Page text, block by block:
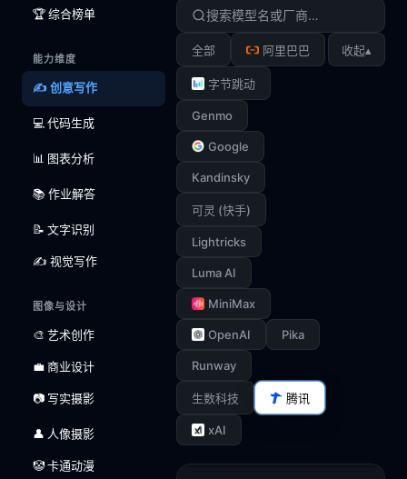
🏆 综合榜单
能力维度
✍️ 创意写作
💻 代码生成
📊 图表分析
📚 作业解答
📝 文字识别
✍️ 视觉写作
图像与设计
🎨 艺术创作
💼 商业设计
📷 写实摄影
👤 人像摄影
🤡 卡通动漫
全部 阿里巴巴
字节跳动
Genmo
Google
Kandinsky
可灵 (快手)
Lightricks
Luma AI
MiniMax
OpenAI Pika
Runway
生数科技 腾讯
xAI
收起▴